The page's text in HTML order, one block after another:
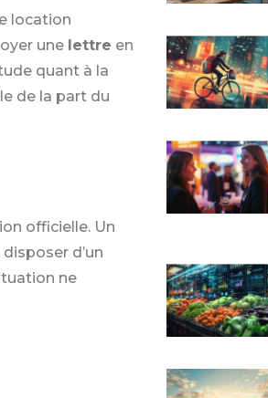
location
une lettre en
quant à la
de la part du
officielle. Un
d’un
ne